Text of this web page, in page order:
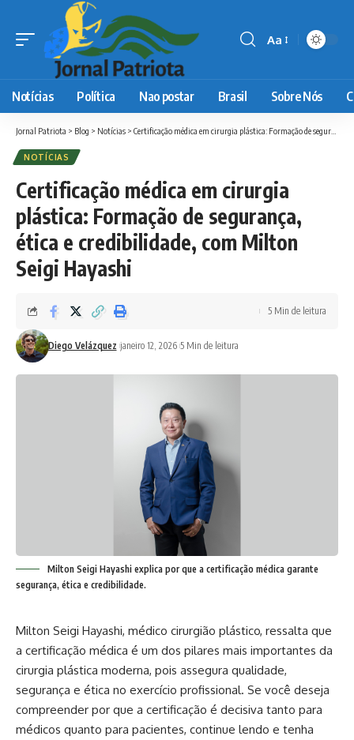
Font
Aa
Notícias Política Nao postar Brasil Sobre Nós
Jornal Patriota > Blog > Notícias > Certificação médica em cirurgia plástica: Formação de segurança, ética e credibilidade, com Milton Seigi Hayashi
NOTÍCIAS
Certificação médica em cirurgia
plástica: Formação de segurança,
ética e credibilidade, com Milton
Seigi Hayashi
Diego Velázquez janeiro 12, 2026 5 Min de leitura
5 Min de leitura
Milton Seigi Hayashi explica por que a certificação médica garante
segurança, ética e credibilidade.
Milton Seigi Hayashi, médico cirurgião plástico, ressalta que
a certificação médica é um dos pilares mais importantes da
cirurgia plástica moderna, pois assegura qualidade,
segurança e ética no exercício profissional. Se você deseja
compreender por que a certificação é decisiva tanto para
médicos quanto para pacientes, continue lendo e tenha